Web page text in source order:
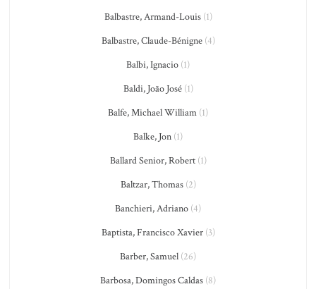
Balbastre, Armand-Louis(1)
Balbastre, Claude-Bénigne(4)
Balbi, Ignacio (1)
Baldi, João José(1)
Balfe, Michael William (1)
Balke, Jon (1)
Ballard Senior, Robert(1)
Baltzar, Thomas(2)
Banchieri, Adriano (4)
Baptista, Francisco Xavier(3)
Barber, Samuel (26)
Barbosa, Domingos Caldas (8)